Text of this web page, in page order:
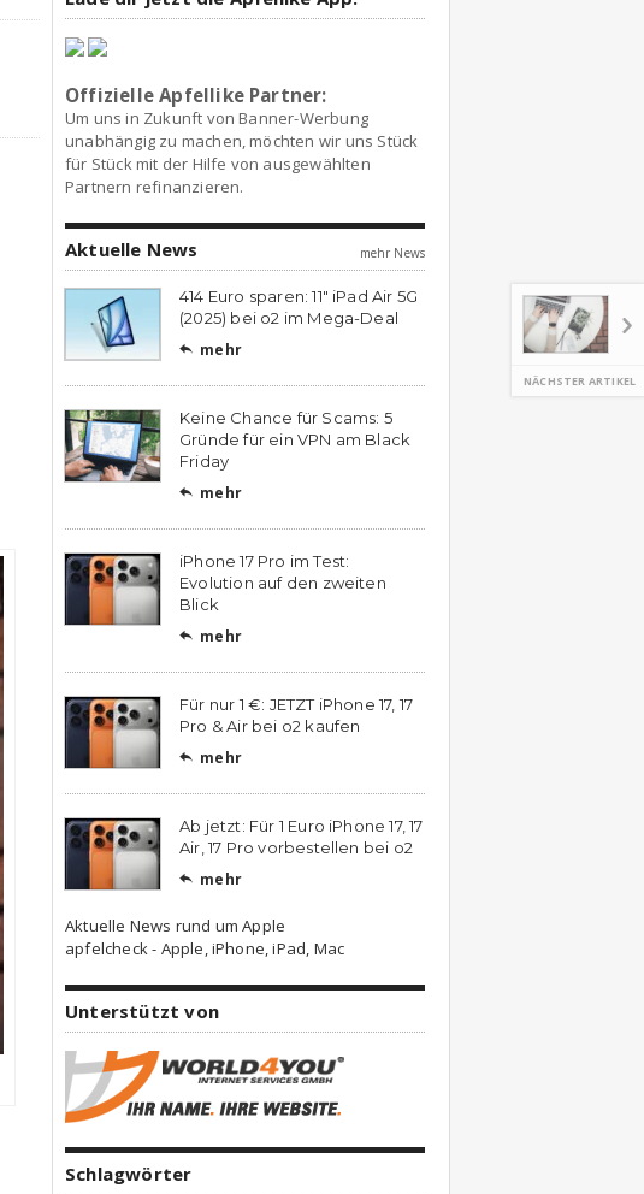
NÄCHSTER ARTIKEL
Offizielle Apfellike Partner:
Um uns in Zukunft von Banner-Werbung
unabhängig zu machen, möchten wir uns Stück
für Stück mit der Hilfe von ausgewählten
Partnern refinanzieren.
Aktuelle News mehr News
414 Euro sparen: 11″ iPad Air 5G
(2025) bei o2 im Mega-Deal
 mehr
Keine Chance für Scams: 5
Gründe für ein VPN am Black
Friday
 mehr
iPhone 17 Pro im Test:
Evolution auf den zweiten
Blick
 mehr
Für nur 1 €: JETZT iPhone 17, 17
Pro & Air bei o2 kaufen
 mehr
Ab jetzt: Für 1 Euro iPhone 17, 17
Air, 17 Pro vorbestellen bei o2
 mehr
Aktuelle News rund um Apple
apfelcheck - Apple, iPhone, iPad, Mac
Unterstützt von
Schlagwörter